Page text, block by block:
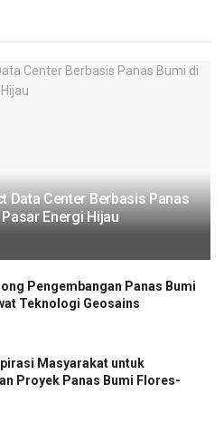
Data Center Berbasis Panas
Energi Hijau
Pengembangan Panas Bumi
Teknologi Geosains
Masyarakat untuk
Proyek Panas Bumi Flores-